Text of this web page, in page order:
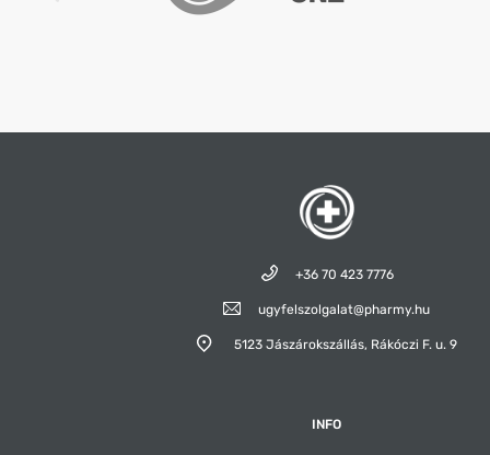
Gyártási Gyakorlat (GMP) irányelvek szerint
+36 70 423 7776
ugyfelszolgalat@pharmy.hu
5123 Jászárokszállás, Rákóczi F. u. 9
INFO